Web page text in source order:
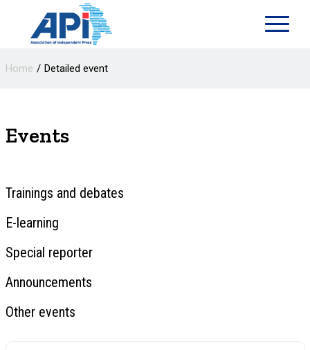
Home Detailed event
Events
Trainings and debates
E-learning
Special reporter
Announcements
Other events